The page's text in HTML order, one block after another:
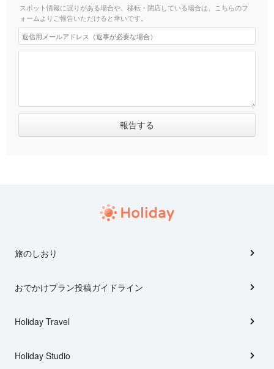
スポット情報に誤りがある場合や、移転・閉店している場合は、こちらのフ
ォームよりご報告いただけると幸いです。
旅のしおり
おでかけプラン投稿ガイドライン
Holiday Travel
Holiday Studio